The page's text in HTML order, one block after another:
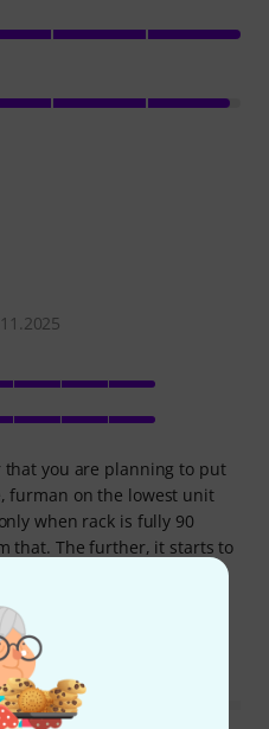
that you are planning to put
furman on the lowest unit
when rack is fully 90
that. The further, it starts to
Perfect quality and easy